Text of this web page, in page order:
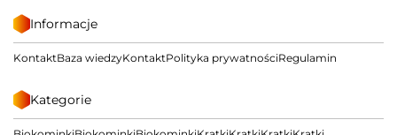
Informacje
KontaktBaza wiedzyKontaktPolityka prywatnościRegulamin
Kategorie